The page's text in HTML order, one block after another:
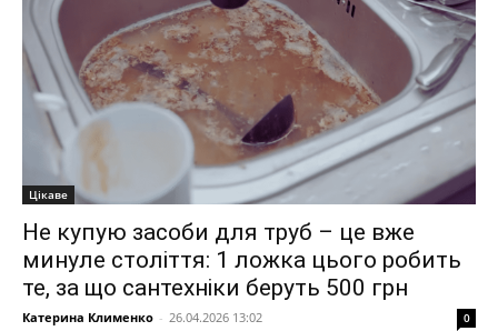
Цікаве
Не купую засоби для труб – це вже
минуле століття: 1 ложка цього робить
те, за що сантехніки беруть 500 грн
Катерина Клименко - 26.04.2026 13:02 0